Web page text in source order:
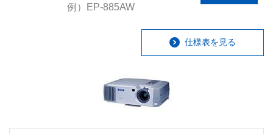
例）EP-885AW
仕様表を見る